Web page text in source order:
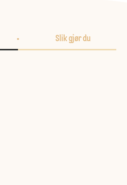
Slik gjør du